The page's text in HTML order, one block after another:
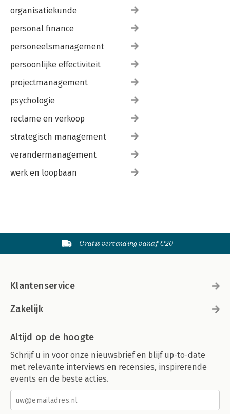
organisatiekunde
personal finance
personeelsmanagement
persoonlijke effectiviteit
projectmanagement
psychologie
reclame en verkoop
strategisch management
verandermanagement
werk en loopbaan
Gratis verzending vanaf €20
Klantenservice
Zakelijk
Altijd op de hoogte
Schrijf u in voor onze nieuwsbrief en blijf up-to-date
met relevante interviews en recensies, inspirerende
events en de beste acties.